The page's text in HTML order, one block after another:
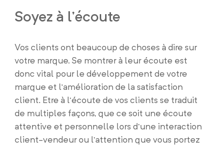
Soyez à l’écoute
Vos clients ont beaucoup de choses à dire sur
votre marque. Se montrer à leur écoute est
donc vital pour le développement de votre
marque et l’amélioration de la satisfaction
client. Etre à l’écoute de vos clients se traduit
de multiples façons, que ce soit une écoute
attentive et personnelle lors d’une interaction
client-vendeur ou l’attention que vous portez